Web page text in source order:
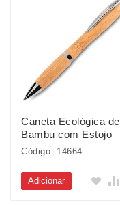
Caneta Ecológica de
Bambu com Estojo
Código: 14664
Adicionar